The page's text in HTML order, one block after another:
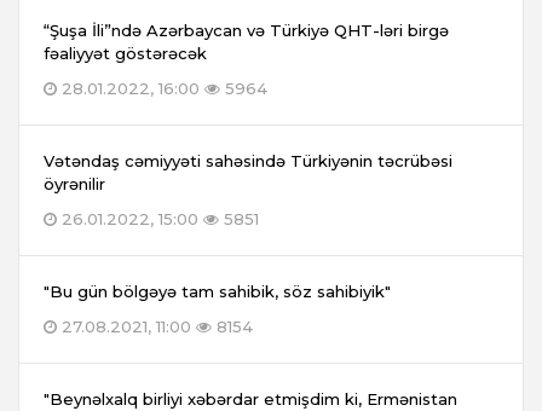
“Şuşa İli”ndə Azərbaycan və Türkiyə QHT-ləri birgə
fəaliyyət göstərəcək
28.01.2022, 16:00
5964
Vətəndaş cəmiyyəti sahəsində Türkiyənin təcrübəsi
öyrənilir
26.01.2022, 15:00
5851
"Bu gün bölgəyə tam sahibik, söz sahibiyik"
27.08.2021, 11:00
8154
"Beynəlxalq birliyi xəbərdar etmişdim ki, Ermənistan